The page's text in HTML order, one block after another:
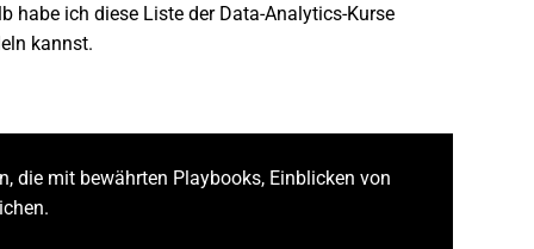
habe ich diese Liste der Data-Analytics-Kurse
kannst.
die mit bewährten Playbooks, Einblicken von